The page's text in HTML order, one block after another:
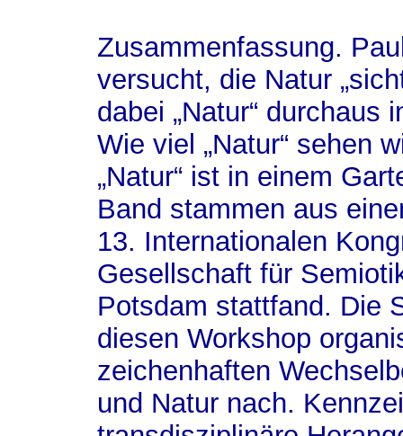
Zusammenfassung.
versucht, die Natur
dabei „Natur“ durchaus
Wie viel „Natur“ sehen
„Natur“ ist in einem
Band stammen aus
13. Internationalen
Gesellschaft für
Potsdam stattfand. Die
diesen Workshop
zeichenhaften
und Natur nach.